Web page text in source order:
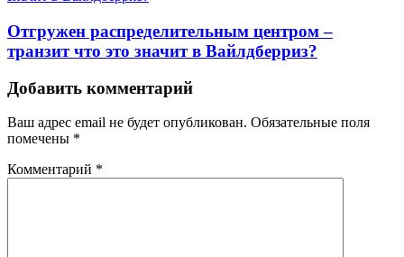
Отгружен распределительным центром –
транзит что это значит в Вайлдберриз?
Добавить комментарий
Ваш адрес email не будет опубликован. Обязательные поля
помечены *
Комментарий *